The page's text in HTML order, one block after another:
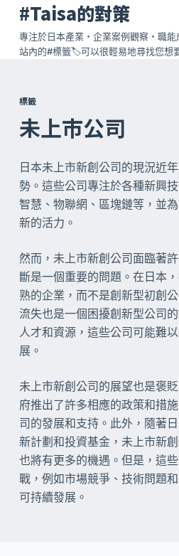
跳
至
主
容
#Taisa的對策
專注於日本產業・企業案例觀察・職
站內的#標籤🏷️可以很輕易地尋找您想
標籤
未上市公司
日本未上市新創公司的現況近
勢。這些公司專注於各種新興
智慧、物聯網、區塊鏈等，並
新的活力。
然而，未上市新創公司面臨著
斷是一個重要的問題。在日本
熟的企業，而不是創新型初創
流失也是一個困擾創新型公司
人才和資源，這些公司可能難
展。
未上市新創公司的展望也是褒
府推出了許多相應的政策和措
司的發展和支持。此外，隨著
新計劃和投資基金，未上市新
也將有更多的機遇。但是，這
戰，例如市場競爭、技術問題
可持續發展。